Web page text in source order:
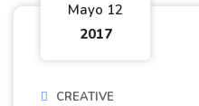
Mayo 12
2017
CREATIVE